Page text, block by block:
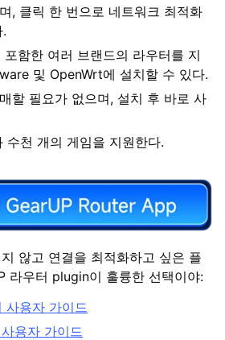
, 클릭 한 번으로 네트워크 최적화
함한 여러 브랜드의 라우터를 지
및 OpenWrt에 설치할 수 있다.
할 필요가 없으며, 설치 후 바로 사
수천 개의 게임을 지원한다.
않고 연결을 최적화하고 싶은 플
라우터 plugin이 훌륭한 선택이야:
사용자 가이드
용자 가이드